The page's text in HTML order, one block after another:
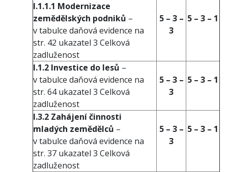
I.1.1.1 Modernizace
zemědělských podniků –
v tabulce daňová evidence na
str. 42 ukazatel 3 Celková
zadluženost
5 – 3 –
3
5 – 3 – 1
I.1.2 Investice do lesů –
v tabulce daňová evidence na
str. 64 ukazatel 3 Celková
zadluženost
5 – 3 –
3
5 – 3 – 1
I.3.2 Zahájení činnosti
mladých zemědělců –
v tabulce daňová evidence na
str. 37 ukazatel 3 Celková
zadluženost
5 – 3 –
3
5 – 3 – 1